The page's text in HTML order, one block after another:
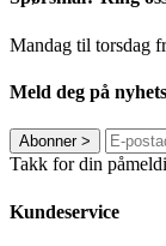
Mandag til torsdag
Meld deg på
Abonner>
Takk for din
Kundeservice